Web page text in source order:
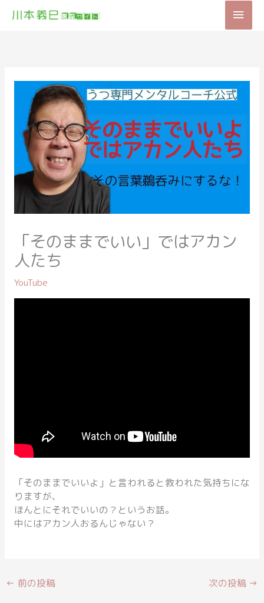
メ
メ
ュ
ー
「そのままでいい」ではアカン
人たち
YouTube
「そのままでいいよ」と言われると救われた気持ちにな
りますが、
ほんとにそれでいいの？というお話。
中にはアカン人おるんじゃない？
← 前の投稿 次の投稿 →